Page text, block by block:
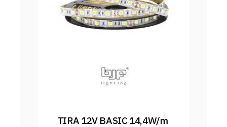
TIRA 12V BASIC 14,4W/m